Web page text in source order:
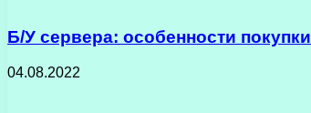
Б/У сервера: особенности покупки
04.08.2022